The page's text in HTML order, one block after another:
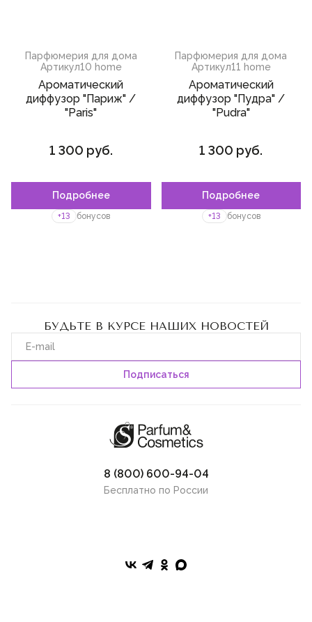
Парфюмерия для дома
Артикул10 home
Ароматический
диффузор "Париж" /
"Paris"
1 300 руб.
Подробнее
+13 бонусов
Парфюмерия для дома
Артикул11 home
Ароматический
диффузор "Пудра" /
"Pudra"
1 300 руб.
Подробнее
+13 бонусов
БУДЬТЕ В КУРСЕ НАШИХ НОВОСТЕЙ
8 (800) 600-94-04
Бесплатно по России